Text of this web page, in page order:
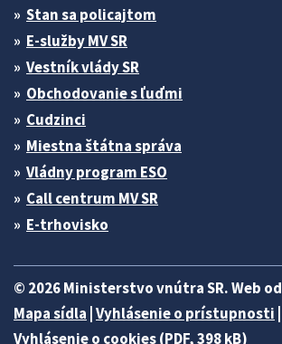
Stan sa policajtom
E-služby MV SR
Vestník vlády SR
Obchodovanie s ľuďmi
Cudzinci
Miestna štátna správa
Vládny program ESO
Call centrum MV SR
E-trhovisko
© 2026 Ministerstvo vnútra SR. Web od
Mapa sídla Vyhlásenie o prístupnosti
Vyhlásenie o cookies (PDF, 398 kB)